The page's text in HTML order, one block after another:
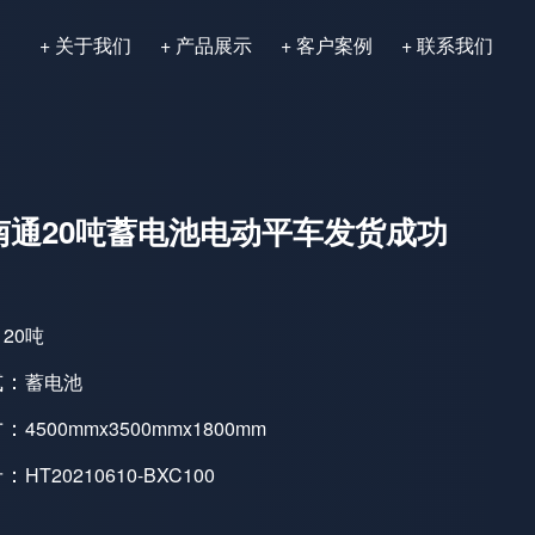
+ 关于我们 + 产品展示 + 客户案例 + 联系我们
通20吨蓄电池电动平车发货成功
20吨
蓄电池
4500mmx3500mmx1800mm
HT20210610-BXC100